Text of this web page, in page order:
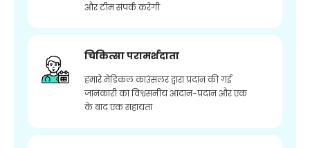
और टीम संपर्क करेगी
चिकित्सा परामर्शदाता
हमारे मेडिकल काउंसलर द्वारा प्रदान की गई
जानकारी का विश्वसनीय आदान-प्रदान और एक
के बाद एक सहायता